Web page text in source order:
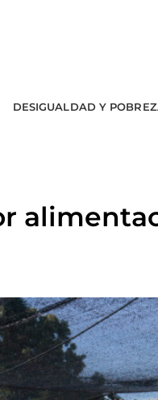
DESIGUALDAD Y